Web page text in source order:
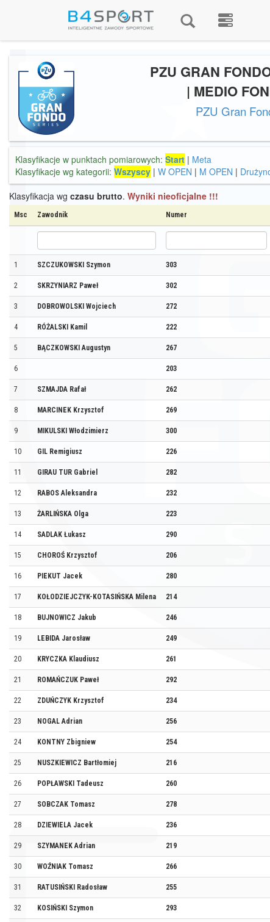
PZU GRAN
| MEDIO
PZU Gran
Klasyfikacje w punktach pomiarowych: Start | Meta
Klasyfikacje wg kategorii: Wszyscy | W OPEN | M OPEN |
Klasyfikacja wg czasu brutto. Wyniki nieoficjalne !!!
Msc Zawodnik Numer
1 SZCZUKOWSKI Szymon 303
2 SKRZYNIARZ Paweł 302
3 DOBROWOLSKI Wojciech 272
4 RÓŻALSKI Kamil 222
5 BĄCZKOWSKI Augustyn 267
6 203
7 SZMAJDA Rafał 262
8 MARCINEK Krzysztof 269
9 MIKULSKI Włodzimierz 300
10 GIL Remigiusz 226
11 GIRAU TUR Gabriel 282
12 RABOS Aleksandra 232
13 ŻARLIŃSKA Olga 223
14 SADLAK Łukasz 290
15 CHOROŚ Krzysztof 206
16 PIEKUT Jacek 280
17 KOŁODZIEJCZYK-KOTASIŃSKA Milena 214
18 BUJNOWICZ Jakub 246
19 LEBIDA Jarosław 249
20 KRYCZKA Klaudiusz 261
21 ROMAŃCZUK Paweł 292
22 ZDUŃCZYK Krzysztof 234
23 NOGAL Adrian 256
24 KONTNY Zbigniew 254
25 NUSZKIEWICZ Bartłomiej 216
26 POPŁAWSKI Tadeusz 260
27 SOBCZAK Tomasz 278
28 DZIEWIELA Jacek 236
29 SZYMANEK Adrian 219
30 WOŹNIAK Tomasz 266
31 RATUSIŃSKI Radosław 255
32 KOSIŃSKI Szymon 293